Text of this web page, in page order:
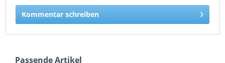
Kommentar schreiben
Passende Artikel